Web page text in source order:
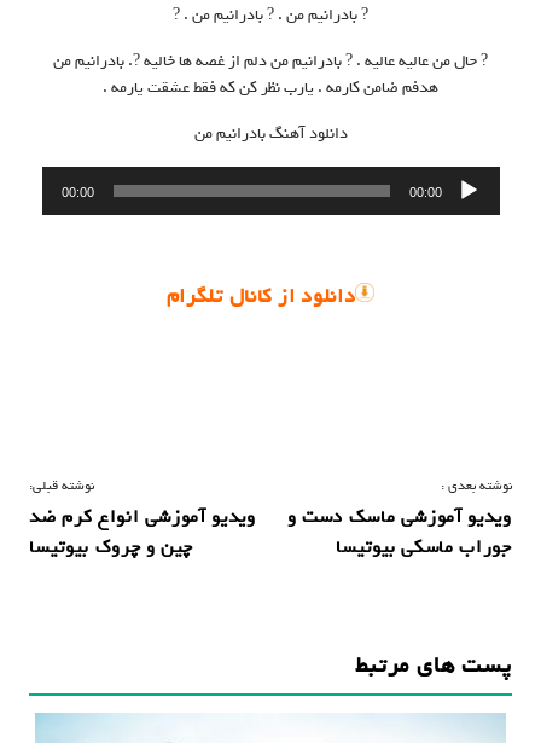
? بادرانیم من . ? بادرانیم من . ?
? حال من عالیه عالیه . ? بادرانیم من دلم از غصه ها خالیه ?. بادرانیم من
هدفم ضامن کارمه . یارب نظر کن که فقط عشقت یارمه .
دانلود آهنگ بادرانیم من
پخش‌کننده
صوت
00:00
00:00
دانلود از کانال تلگرام
ر
ا
ه
ی
ن
نوشته قبلی:
ویدیو آموزشی انواع کرم ضد
چین و چروک بیوتیسا
نوشته بعدی :
ویدیو آموزشی ماسک دست و
جوراب ماسکی بیوتیسا
پست های مرتبط